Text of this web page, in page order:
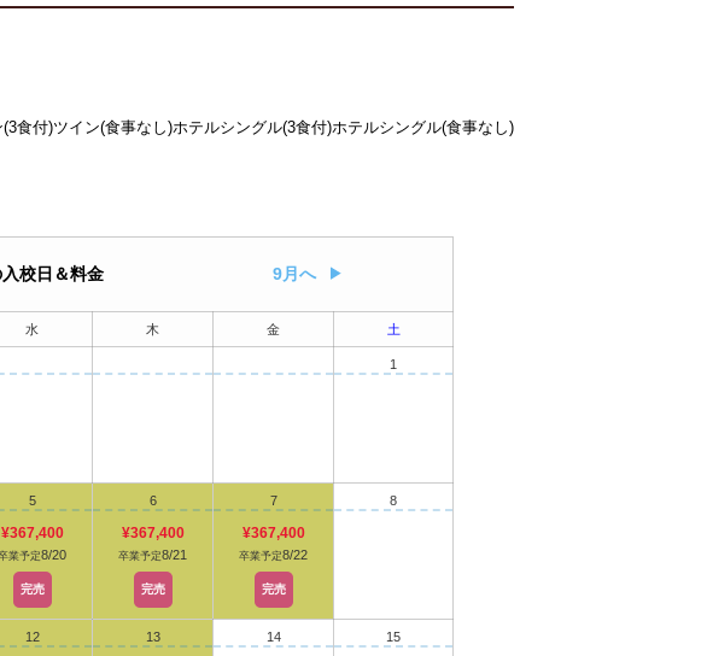
(3食付)ツイン(食事なし)ホテルシングル(3食付)ホテルシングル(食事なし)
校日＆料金 9月へ
水 木 金 土
1
5
¥367,400
業予定8/20
完売
6
¥367,400
卒業予定8/21
完売
7
¥367,400
卒業予定8/22
完売
8
12 13 14 15